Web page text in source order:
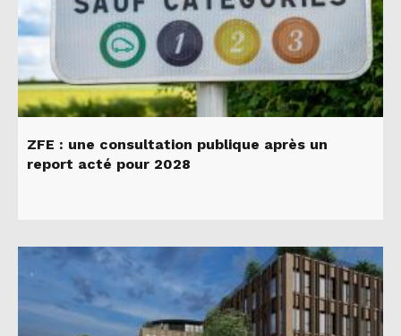
ZFE : une consultation publique après un
report acté pour 2028